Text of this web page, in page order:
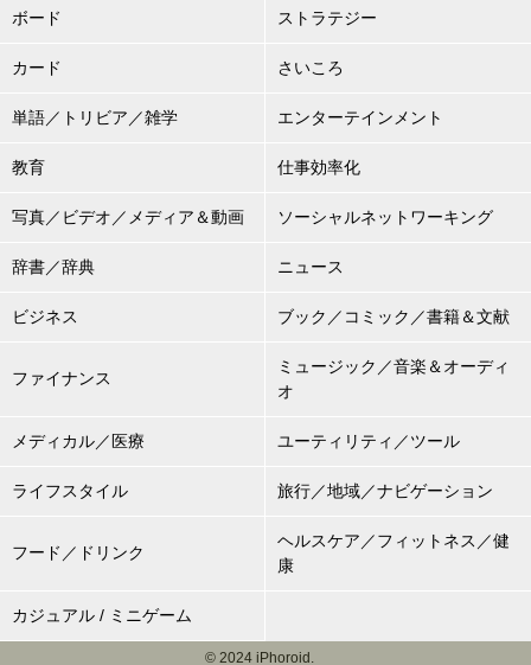
ボード ストラテジー
カード さいころ
単語／トリビア／雑学 エンターテインメント
教育 仕事効率化
写真／ビデオ／メディア＆動画 ソーシャルネットワーキング
辞書／辞典 ニュース
ビジネス ブック／コミック／書籍＆文献
ファイナンス
ミュージック／音楽＆オーディ
オ
メディカル／医療 ユーティリティ／ツール
ライフスタイル 旅行／地域／ナビゲーション
フード／ドリンク
ヘルスケア／フィットネス／健
康
カジュアル / ミニゲーム
© 2024 iPhoroid.